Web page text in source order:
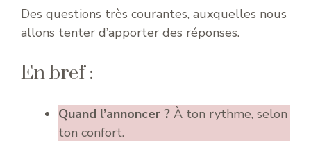
Des questions très courantes, auxquelles nous
allons tenter d’apporter des réponses.
En bref :
Quand l’annoncer ? À ton rythme, selon
ton confort.